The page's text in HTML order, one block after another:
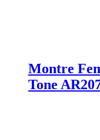
Montre
Tone